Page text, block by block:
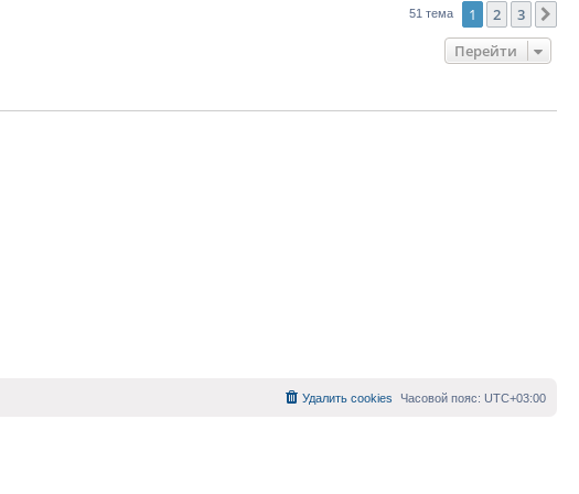
51 тема 1 2 3
Перейти
Часовой пояс: UTC+03:00
Удалить cookies